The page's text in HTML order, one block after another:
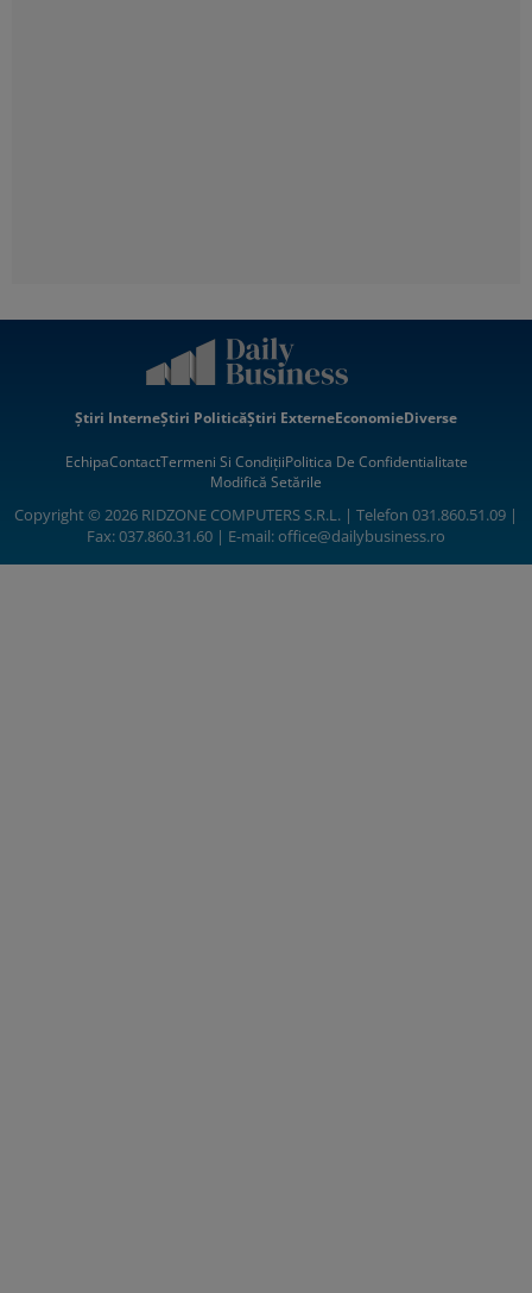
Știri InterneȘtiri PoliticăȘtiri ExterneEconomieDiverse
EchipaContactTermeni Si CondițiiPolitica De Confidentialitate
Modifică Setările
Copyright © 2026 RIDZONE COMPUTERS S.R.L. | Telefon 031.860.51.09 |
Fax: 037.860.31.60 | E-mail:office@dailybusiness.ro